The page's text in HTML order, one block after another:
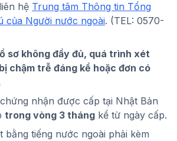
hệ Trung tâm Thông tin Tổng
của Người nước ngoài. (TEL: 0570-
sơ không đầy đủ, quá trình xét
chậm trễ đáng kể hoặc đơn có
nhận được cấp tại Nhật Bản
trong vòng 3 tháng kể từ ngày cấp.
bằng tiếng nước ngoài phải kèm